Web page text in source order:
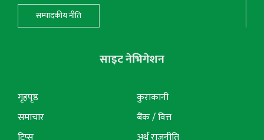
सम्पादकीय नीति
साइट नेभिगेशन
गृहपृष्ठ
समाचार
कुराकानी
बैंक / वित्त